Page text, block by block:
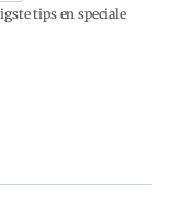
tips en speciale